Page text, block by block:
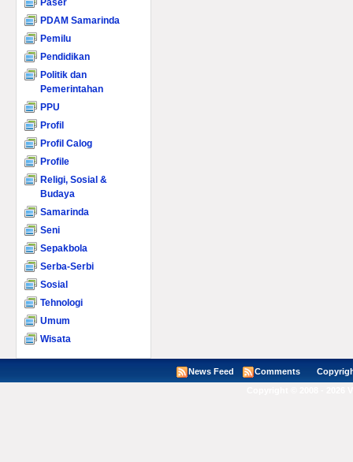
Paser
PDAM Samarinda
Pemilu
Pendidikan
Politik dan
Pemerintahan
PPU
Profil
Profil Calog
Profile
Religi, Sosial &
Budaya
Samarinda
Seni
Sepakbola
Serba-Serbi
Sosial
Tehnologi
Umum
Wisata
News Feed Comments Copyright